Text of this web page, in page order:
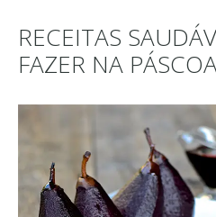
RECEITAS
FAZER NA